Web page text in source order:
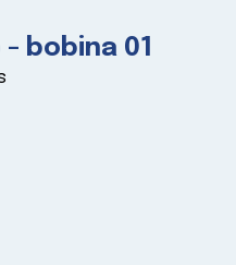
bobina 01